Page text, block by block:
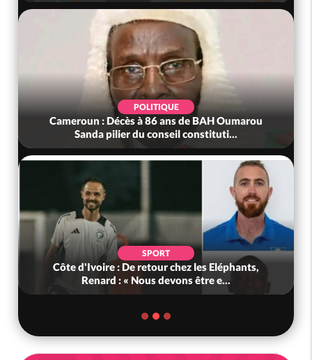
POLITIQUE
Cameroun : Décès à 86 ans de BAH Oumarou
Sanda pilier du conseil constituti...
SPORT
Côte d'Ivoire : De retour chez les Eléphants,
Renard : « Nous devons être e...